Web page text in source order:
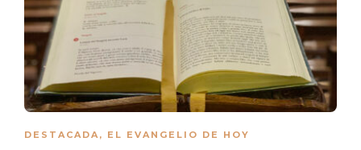
DESTACADA, EL EVANGELIO DE HOY